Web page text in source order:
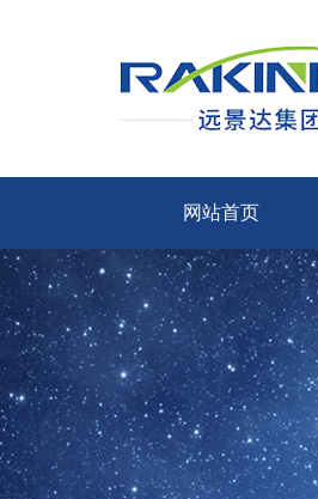
网站首页